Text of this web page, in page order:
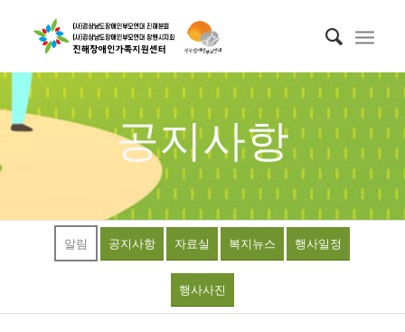
공지사항
알림 공지사항 자료실 복지뉴스 행사일정
행사사진